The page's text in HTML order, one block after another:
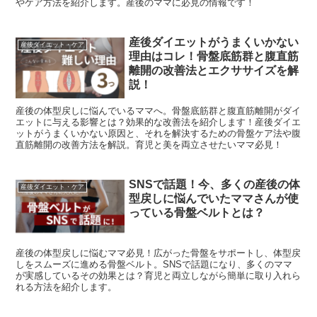
やケア方法を紹介します。産後のママに必見の情報です！
産後ダイエット・ケア
産後ダイエットがうまくいかない
理由はコレ！骨盤底筋群と腹直筋
離開の改善法とエクササイズを解
説！
産後の体型戻しに悩んでいるママへ。骨盤底筋群と腹直筋離開がダイ
エットに与える影響とは？効果的な改善法を紹介します！産後ダイエ
ットがうまくいかない原因と、それを解決するための骨盤ケア法や腹
直筋離開の改善方法を解説。育児と美を両立させたいママ必見！
産後ダイエット・ケア
SNSで話題！今、多くの産後の体
型戻しに悩んでいたママさんが使
っている骨盤ベルトとは？
産後の体型戻しに悩むママ必見！広がった骨盤をサポートし、体型戻
しをスムーズに進める骨盤ベルト。SNSで話題になり、多くのママ
が実感しているその効果とは？育児と両立しながら簡単に取り入れら
れる方法を紹介します。